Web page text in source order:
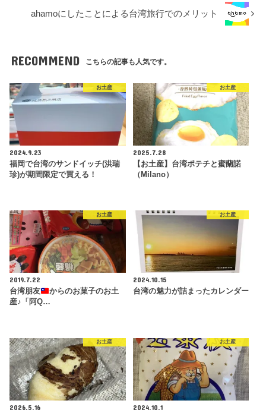
ahamoにしたことによる台湾旅行でのメリット
RECOMMEND こちらの記事も人気です。
お土産
2024.9.23
福岡で台湾のサンドイッチ(洪瑞
珍)が期間限定で買える！
お土産
2025.7.28
【お土産】台湾ポテチと蜜蘭諾
（Milano）
お土産
2019.7.22
台湾朋友
からのお菓子のお土
産♪「阿Q…
お土産
2024.10.15
台湾の魅力が詰まったカレンダー
お土産
2026.5.16
お土産
2024.10.1